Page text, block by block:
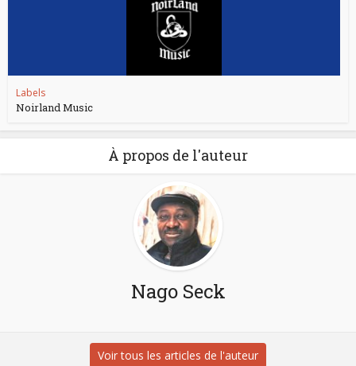
Labels
Noirland Music
À propos de l'auteur
Nago Seck
Voir tous les articles de l'auteur